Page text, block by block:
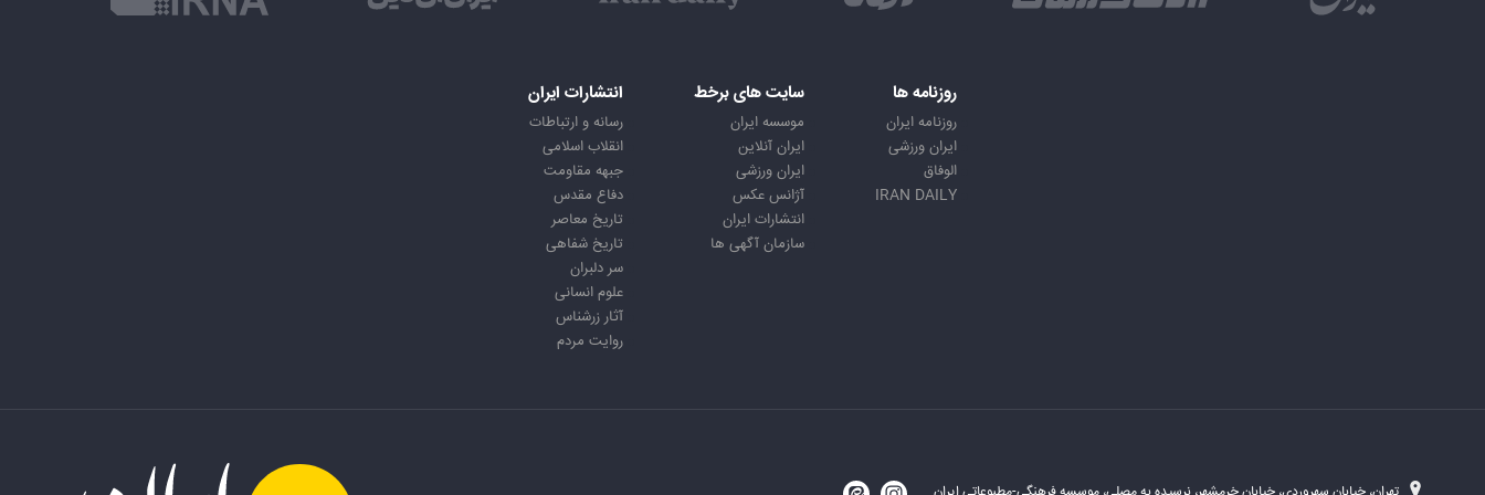
روزنامه ها
روزنامه ایران
ایران ورزشی
الوفاق
IRAN DAILY
سایت های برخط
موسسه ایران
ایران آنلاین
ایران ورزشی
آژانس عکس
انتشارات ایران
سازمان آگهی ها
انتشارات ایران
رسانه و ارتباطات
انقلاب اسلامی
جبهه مقاومت
دفاع مقدس
تاریخ معاصر
تاریخ شفاهی
سر دلبران
علوم انسانی
آثار زرشناس
روایت مردم